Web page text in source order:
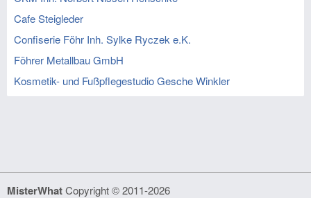
Cafe Steigleder
Confiserie Föhr Inh. Sylke Ryczek e.K.
Föhrer Metallbau GmbH
Kosmetik- und Fußpflegestudio Gesche Winkler
MisterWhatCopyright © 2011-2026